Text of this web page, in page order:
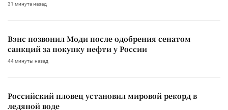
31 минута назад
Вэнс позвонил Моди после одобрения сенатом
санкций за покупку нефти у России
44 минуты назад
Российский пловец установил мировой рекорд в
ледяной воде